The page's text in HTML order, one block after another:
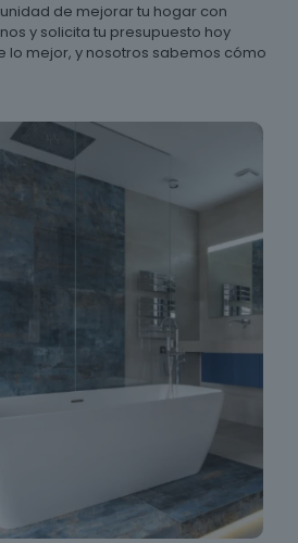
de mejorar tu hogar con
y solicita tu presupuesto hoy
lo mejor, y nosotros sabemos cómo